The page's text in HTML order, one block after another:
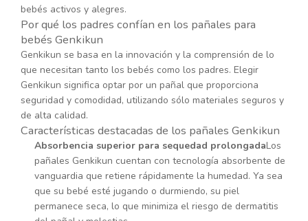
bebés activos y alegres.
Por qué los padres confían en los pañales para
bebés Genkikun
Genkikun se basa en la innovación y la comprensión de lo
que necesitan tanto los bebés como los padres. Elegir
Genkikun significa optar por un pañal que proporciona
seguridad y comodidad, utilizando sólo materiales seguros y
de alta calidad.
Características destacadas de los pañales Genkikun
Absorbencia superior para sequedad prolongadaLos
pañales Genkikun cuentan con tecnología absorbente de
vanguardia que retiene rápidamente la humedad. Ya sea
que su bebé esté jugando o durmiendo, su piel
permanece seca, lo que minimiza el riesgo de dermatitis